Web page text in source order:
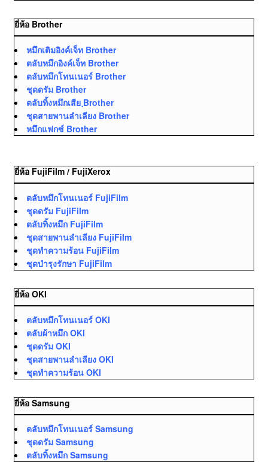
ยี่ห้อ Brother
หมึกเติมอิงค์เจ็ท Brother
ตลับหมึกอิงค์เจ็ท Brother
ตลับหมึกโทนเนอร์ Brother
ชุดดรัม Brother
ตลับทิ้งหมึกเสีย ฺBrother
ชุดสายพานลำเลียง Brother
หมึกแฟกซ์ Brother
ยี่ห้อ FujiFilm / FujiXerox
ตลับหมึกโทนเนอร์ FujiFilm
ชุดดรัม FujiFilm
ตลับทิ้งหมึก FujiFilm
ชุดสายพานลำเลียง FujiFilm
ชุดทำความร้อน FujiFilm
ชุดบำรุงรักษา FujiFilm
ยี่ห้อ OKI
ตลับหมึกโทนเนอร์ OKI
ตลับผ้าหมึก OKI
ชุดดรัม OKI
ชุดสายพานลำเลียง OKI
ชุดทำความร้อน OKI
ยี่ห้อ Samsung
ตลับหมึกโทนเนอร์ Samsung
ชุดดรัม Samsung
ตลับทิ้งหมึก Samsung